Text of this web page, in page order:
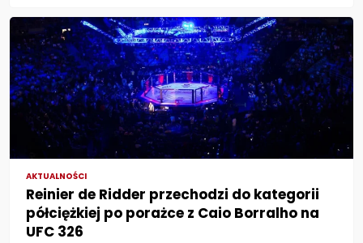
AKTUALNOŚCI
Reinier de Ridder przechodzi do kategorii
półciężkiej po porażce z Caio Borralho na
UFC 326